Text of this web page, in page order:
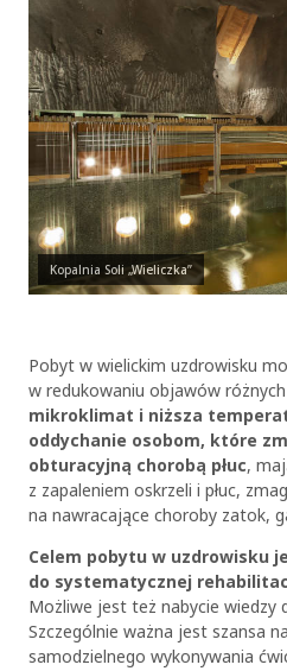
Kopalnia Soli „Wieliczka”
Pobyt w wielickim uzdrowisku
w redukowaniu objawów
mikroklimat i niższa
oddychanie osobom, które
obturacyjną chorobą płuc,
z zapaleniem oskrzeli i płuc,
na nawracające choroby zatok,
Celem pobytu w uzdrowisku
do systematycznej
Możliwe jest też nabycie wiedzy
Szczególnie ważna jest szansa
samodzielnego wykonywania